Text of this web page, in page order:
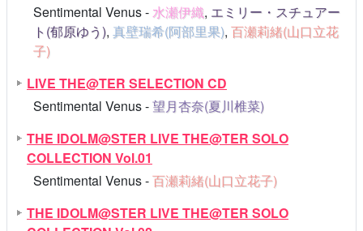
Sentimental Venus -水瀬伊織, エミリー・スチュアー
ト(郁原ゆう), 真壁瑞希(阿部里果), 百瀬莉緒(山口立花
子)
LIVE THE@TER SELECTION CD
Sentimental Venus -望月杏奈(夏川椎菜)
THE IDOLM@STER LIVE THE@TER SOLO
COLLECTION Vol.01
Sentimental Venus -百瀬莉緒(山口立花子)
THE IDOLM@STER LIVE THE@TER SOLO